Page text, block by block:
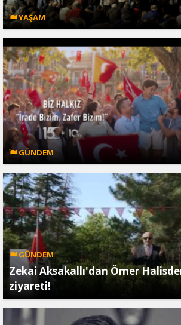
YAŞAM
GÜNDEM
GÜNDEM
Zekai Aksakallı'dan Ömer
ziyareti!